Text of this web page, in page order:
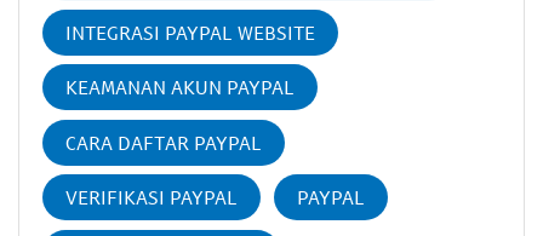
INTEGRASI PAYPAL WEBSITE
KEAMANAN AKUN PAYPAL
CARA DAFTAR PAYPAL
VERIFIKASI PAYPAL PAYPAL